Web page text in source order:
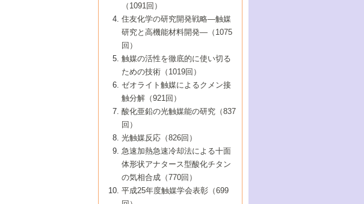
8号 若手研究者による触媒研究の未来展望
2：大学・研究所編
8号 イオン液体の応用
8号 多機能型リアクター
8号 超臨界流体を用いた化学プロセスの新
6号 第94回触媒討論会
7号 サブナノレベルでみた新しい表面現象
8号 オレフィン重合触媒の新たな展
5号 基礎化学品製造の触媒技術
6号 第92回触媒討論会
7号 基礎化学品製造の触媒技術
8号 資源の循環と触媒技術
4号 ナノ材料の調製と機能化
5号 こんな触媒が欲しい
6号 第90回触媒討論会
7号 触媒研究と学術雑誌/情報
8号 若い世代からみた触媒化学の現状と未
3号 生体触媒とバイオプロセス
4号 水素製造・利用の触媒化学
5号 触媒研究における新しい切り口：コン
ビナトリアルケミストリー
6号 第88回触媒討論会特集号
7号 企業における触媒研究のブレークスル
8号 この材料を触媒として使ってみません
2号 第85回触媒討論会
3号 反応ダイナミクス
5号 触媒のおもしろさをどのように伝える
6号 第86回触媒討論会
7号 水素化精製触媒の新しい展開
8号 新しい反応性と機能性を目指した金属
クラスタ-化学
1号 孔、穴、あな?-特異な空間とその利用-
2号 第83回触媒討論会
3号 均一系触媒反応最前線
4号 実用炭素材料の新展開
5号 研究の方法論を考える
7号 機能性金属材料と触媒
8号 触媒研究へのNMRの応用と展望
▼40巻（1998年）
進展と21世紀への提言/創立40周年記念・触
媒学会この10年の歩みとこれから/創立40周
2号 第81回触媒討論会
3号 計算機触媒化学へのさそい
4号 触媒劣化の制御と予測
5号 最新の実用プロセスと触媒
6号 第82回触媒討論会
7号 ナノ構造体の化学
8号 あの反応は今
1号 均一系と不均一系触媒反応-その特徴と
接点
2号 第79回触媒討論会
3号 最新NO除去触媒の実用化研究
4号 新しい反応場を目指した触媒調製
5号 反応・分離技術の新しい展開
6号 第80回触媒討論会
8号 AFMでみる世界
▼38巻（1996年）
1号 触媒の構造と触媒作用/C1化学を中心と
する21世紀への触媒
3号 オリンピックメダル:金・銀・銅はどん
な触媒作用を示すか
4号 触媒作用における機能の複合化
5号 未来を拓け！若手研究者
6号 第78回触媒討論会
7号 ダイナミックな領域への触媒研究の展
開/C1化学を中心とする21世紀への触媒
▼37巻（1995年）
1号 ファインケミカルズと固体触媒
2号 第75回触媒討論会
3号 希土類を利用した触媒
4号 触媒とリサイクル
5号 エネルギー変換触媒
6号 第76回触媒討論会
7号 表面吸着相の新しい展開
8号 マイクロポーラス・クリスタル触媒の
▼36巻（1994年）
1号 電気化学と触媒
2号 第73回触媒討論会
3号 C4化学の展開
4号 《通常号》
5号 《通常号》
6号 第74回触媒討論会
▼35巻（1993年）
1号 工業触媒開発マニュアル―探索から工
業化まで
2号 第71回触媒討論会
3号 研究開発のうらおもて―着想と展開
4号 触媒劣化と寿命の予測
5号 環境に優しい触媒
▼34巻（1992年）
1号 インパクトを与えたこの研究
2号 第69回触媒討論会
3号 ケミカルズ合成触媒―新しい展開と応
▼33巻（1991年）
1号 触媒プロセス開発マニュアル―探索か
ら工業化まで，知っておきたいこと PartII
2号 第67回触媒討論会
▼32巻（1990年）
1号 21世紀に向けて触媒研究の飛躍をめざ
す―触媒化学の裾野を広げよう
2号 第65回触媒討論会
▼31巻（1989年）
1号 情報科学と反応設計・材料設計
▼30巻（1988年）
（1091回）
住友化学の研究開発戦略―触媒
研究と高機能材料開発―（1075
回）
触媒の活性を徹底的に使い切る
ための技術（1019回）
ゼオライト触媒によるクメン接
触分解（921回）
酸化亜鉛の光触媒能の研究（837
回）
光触媒反応（826回）
急速加熱急速冷却法による十面
体形状アナタース型酸化チタン
の気相合成（770回）
平成25年度触媒学会表彰（699